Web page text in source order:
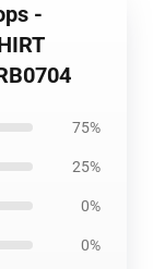
-
75%
25%
0%
0%